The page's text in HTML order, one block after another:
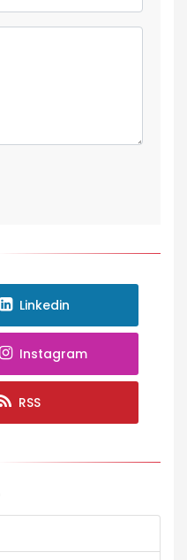
Linkedin
Instagram
RSS